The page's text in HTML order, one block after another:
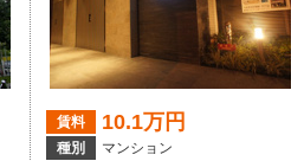
賃料 10.1万円
種別
マンション